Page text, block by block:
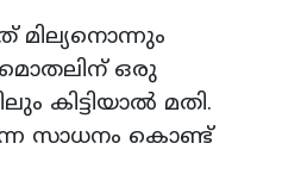
മില്യനൊന്നും
ഒരു
കിട്ടിയാല്‍ മതി.
സാധനം കൊണ്ട്